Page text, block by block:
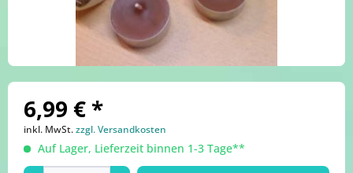
6,99 € *
inkl. MwSt.zzgl. Versandkosten
Auf Lager, Lieferzeit binnen 1-3 Tage**